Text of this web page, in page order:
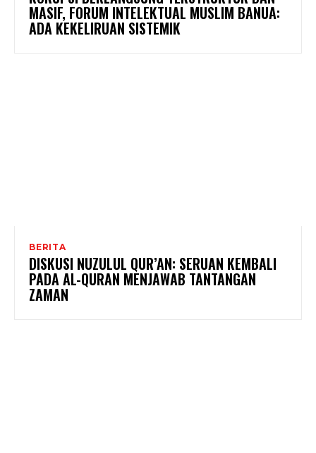
MASIF, FORUM INTELEKTUAL MUSLIM BANUA:
ADA KEKELIRUAN SISTEMIK
BERITA
DISKUSI NUZULUL QUR’AN: SERUAN KEMBALI
PADA AL-QURAN MENJAWAB TANTANGAN
ZAMAN